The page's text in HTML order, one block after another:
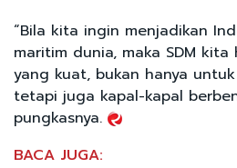
“Bila kita ingin menjadikan
maritim dunia, maka SDM
yang kuat, bukan hanya
tetapi juga kapal-kapal
pungkasnya.
BACA JUGA: